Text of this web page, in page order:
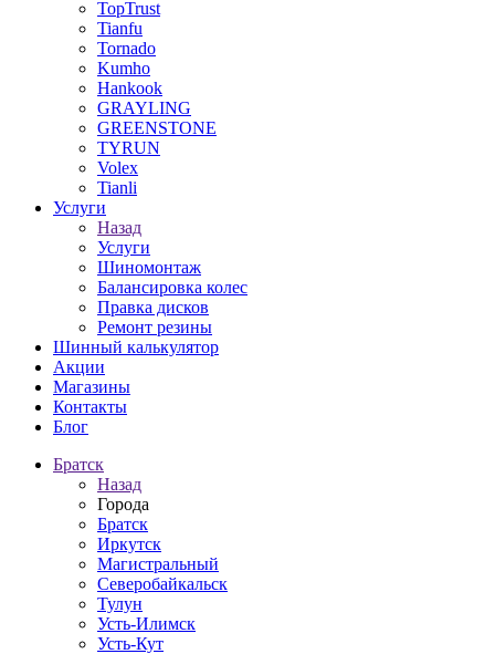
TopTrust
Tianfu
Tornado
Kumho
Hankook
GRAYLING
GREENSTONE
TYRUN
Volex
Tianli
Услуги
Назад
Услуги
Шиномонтаж
Балансировка колес
Правка дисков
Ремонт резины
Шинный калькулятор
Акции
Магазины
Контакты
Блог
Братск
Назад
Города
Братск
Иркутск
Магистральный
Северобайкальск
Тулун
Усть-Илимск
Усть-Кут